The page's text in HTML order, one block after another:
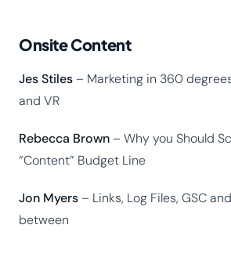
Onsite Content
Jes Stiles– Marketing in 360
and VR
Rebecca Brown– Why you Should
“Content” Budget Line
Jon Myers– Links, Log Files, GSC
between